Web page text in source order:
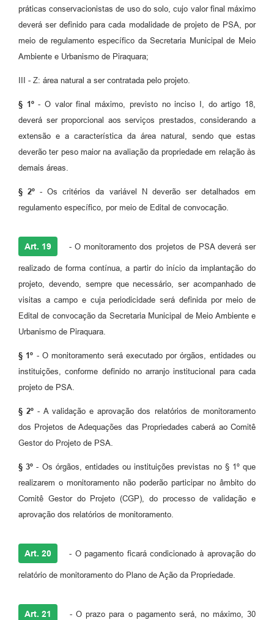
práticas conservacionistas de uso do solo, cujo valor final máximo
deverá ser definido para cada modalidade de projeto de PSA, por
meio de regulamento específico da Secretaria Municipal de Meio
Ambiente e Urbanismo de Piraquara;
III - Z: área natural a ser contratada pelo projeto.
§ 1º- O valor final máximo, previsto no inciso I, do artigo 18,
deverá ser proporcional aos serviços prestados, considerando a
extensão e a característica da área natural, sendo que estas
deverão ter peso maior na avaliação da propriedade em relação às
demais áreas.
§ 2º - Os critérios da variável N deverão ser detalhados em
regulamento específico, por meio de Edital de convocação.
Art. 19 - O monitoramento dos projetos de PSA deverá ser
realizado de forma contínua, a partir do início da implantação do
projeto, devendo, sempre que necessário, ser acompanhado de
visitas a campo e cuja periodicidade será definida por meio de
Edital de convocação da Secretaria Municipal de Meio Ambiente e
Urbanismo de Piraquara.
§ 1º - O monitoramento será executado por órgãos, entidades ou
instituições, conforme definido no arranjo institucional para cada
projeto de PSA.
§ 2º - A validação e aprovação dos relatórios de monitoramento
dos Projetos de Adequações das Propriedades caberá ao Comitê
Gestor do Projeto de PSA.
§ 3º - Os órgãos, entidades ou instituições previstas no § 1º que
realizarem o monitoramento não poderão participar no âmbito do
Comitê Gestor do Projeto (CGP), do processo de validação e
aprovação dos relatórios de monitoramento.
Art. 20 - O pagamento ficará condicionado à aprovação do
relatório de monitoramento do Plano de Ação da Propriedade.
Art. 21 - O prazo para o pagamento será, no máximo, 30